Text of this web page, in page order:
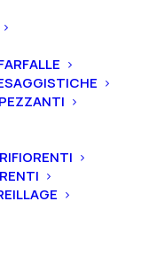
fiori rifiorenti)